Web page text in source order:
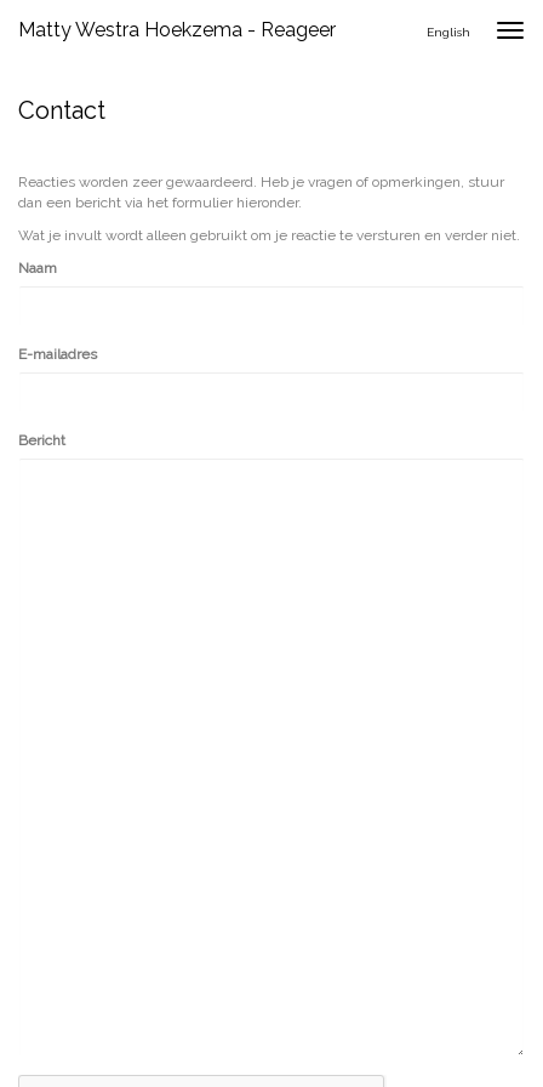
Matty Westra Hoekzema - Reageer English
Contact
Reacties worden zeer gewaardeerd. Heb je vragen of opmerkingen, stuur
dan een bericht via het formulier hieronder.
Wat je invult wordt alleen gebruikt om je reactie te versturen en verder niet.
Naam
E-mailadres
Bericht